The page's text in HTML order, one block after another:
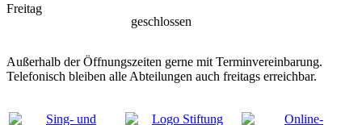
Freitag
geschlossen
Außerhalb der Öffnungszeiten gerne mit Terminvereinbarung.
Telefonisch bleiben alle Abteilungen auch freitags erreichbar.